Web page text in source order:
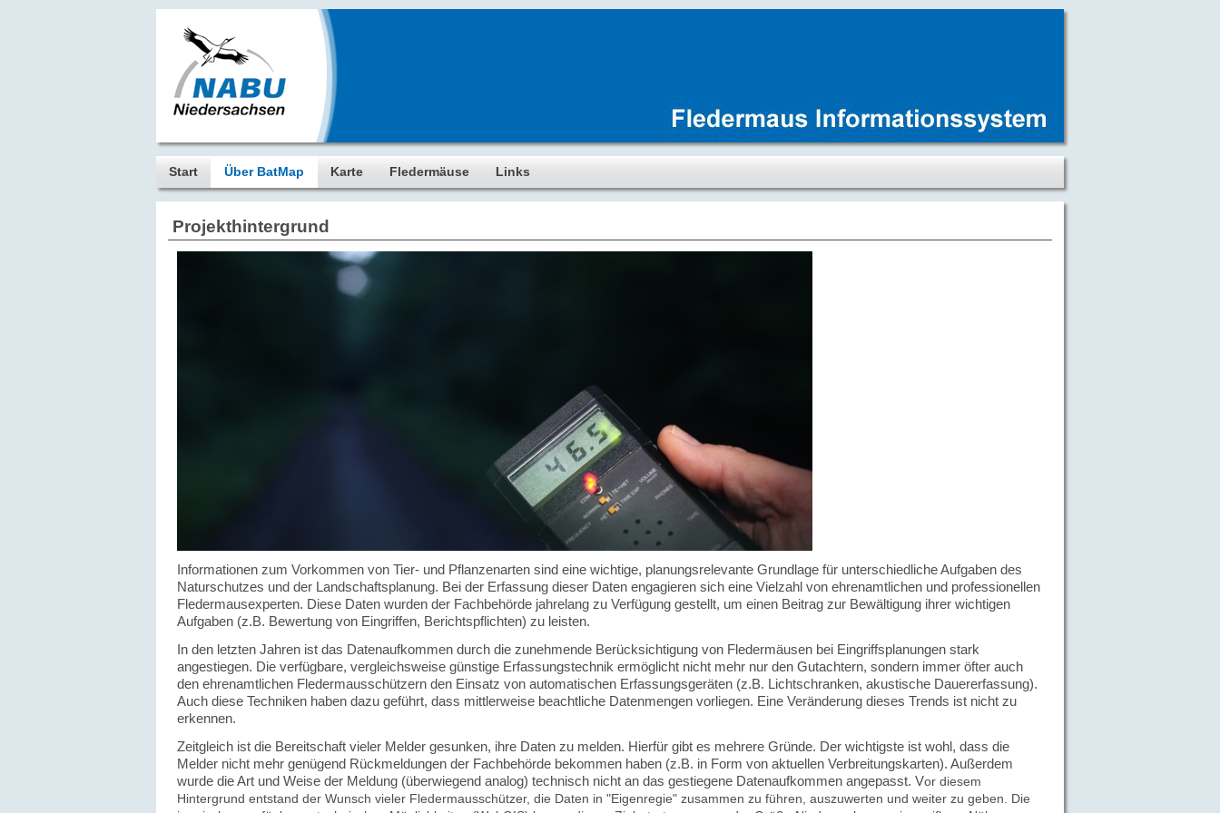
Start Über BatMap Karte Fledermäuse Links
Projekthintergrund
Informationen zum Vorkommen von Tier- und Pflanzenarten sind eine wichtige, planungs­relevante Grundlage für unterschiedliche Aufgaben des
Naturschutzes und der Landschafts­planung. Bei der Erfassung dieser Daten engagieren sich eine Vielzahl von ehren­amtlichen und professionellen
Fledermausexperten. Diese Daten wurden der Fachbehörde jahrelang zu Verfügung gestellt, um einen Beitrag zur Bewältigung ihrer wichtigen
Aufgaben (z.B. Bewertung von Eingriffen, Berichtspflichten) zu leisten.
In den letzten Jahren ist das Datenaufkommen durch die zunehmende Berücksichtigung von Fledermäusen bei Eingriffsplanungen stark
angestiegen. Die verfügbare, vergleichsweise günstige Erfassungstechnik ermöglicht nicht mehr nur den Gutachtern, sondern immer öfter auch
den ehrenamtlichen Fledermausschützern den Einsatz von automatischen Erfassungsgeräten (z.B. Lichtschranken, akustische Dauererfassung).
Auch diese Techniken haben dazu geführt, dass mittlerweise beachtliche Datenmengen vorliegen. Eine Veränderung dieses Trends ist nicht zu
erkennen.
Zeitgleich ist die Bereitschaft vieler Melder gesunken, ihre Daten zu melden. Hierfür gibt es mehrere Gründe. Der wichtigste ist wohl, dass die
Melder nicht mehr genügend Rückmeldungen der Fachbehörde bekommen haben (z.B. in Form von aktuellen Verbreitungskarten). Außerdem
wurde die Art und Weise der Meldung (überwiegend analog) technisch nicht an das gestiegene Datenaufkommen angepasst. Vor diesem
Hintergrund entstand der Wunsch vieler Fledermausschützer, die Daten in "Eigenregie" zusammen zu führen, auszuwerten und weiter zu geben. Die